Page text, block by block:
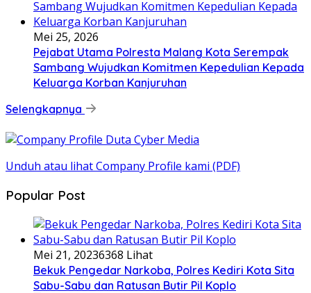
Mei 25, 2026
Pejabat Utama Polresta Malang Kota Serempak
Sambang Wujudkan Komitmen Kepedulian Kepada
Keluarga Korban Kanjuruhan
Selengkapnya
Unduh atau lihat Company Profile kami (PDF)
Popular Post
Mei 21, 20236368 Lihat
Bekuk Pengedar Narkoba, Polres Kediri Kota Sita
Sabu-Sabu dan Ratusan Butir Pil Koplo